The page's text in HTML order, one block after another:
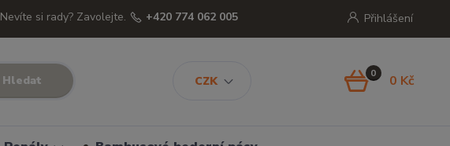
CZK
Přihlášení
Hledat
Nevíte si rady? Zavolejte. +420 774 062 005
0 0 Kč